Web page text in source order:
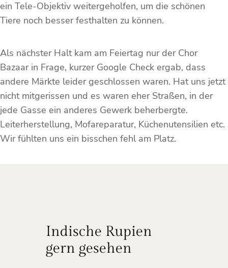
ein Tele-Objektiv weitergeholfen, um die schönen
Tiere noch besser festhalten zu können.
Als nächster Halt kam am Feiertag nur der Chor
Bazaar in Frage, kurzer Google Check ergab, dass
andere Märkte leider geschlossen waren. Hat uns jetzt
nicht mitgerissen und es waren eher Straßen, in der
jede Gasse ein anderes Gewerk beherbergte.
Leiterherstellung, Mofareparatur, Küchenutensilien etc.
Wir fühlten uns ein bisschen fehl am Platz.
Indische Rupien
gern gesehen